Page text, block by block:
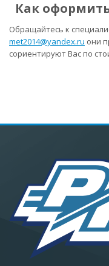
Как
Обращайтесь к
met2014@yandex.ru они
сориентируют Вас по